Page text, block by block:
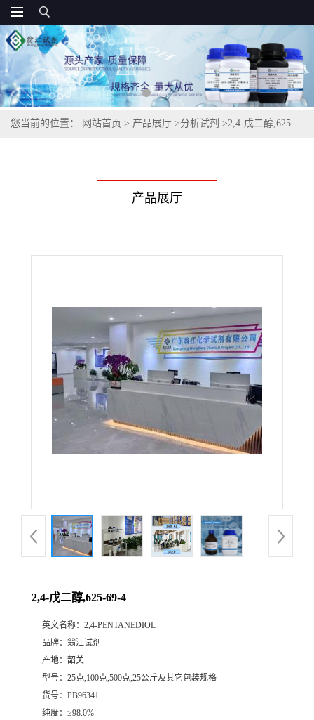
您当前的位置： 网站首页 > 产品展厅 >分析试剂 >2,4-戊二醇,625-
产品展厅
2,4-戊二醇,625-69-4
英文名称： 2,4-PENTANEDIOL
品牌： 翁江试剂
产地： 韶关
型号： 25克,100克,500克,25公斤及其它包装规格
货号： PB96341
纯度： ≥98.0%